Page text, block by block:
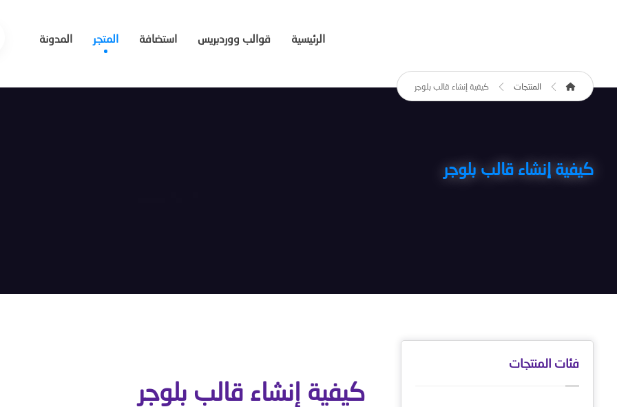
الرئيسية قوالب ووردبريس استضافة المتجر المدونة
المنتجات كيفية إنشاء قالب بلوجر
كيفية إنشاء قالب بلوجر
كيفية إنشاء قالب بلوجر
فئات المنتجات